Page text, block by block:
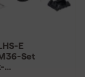
E
Set